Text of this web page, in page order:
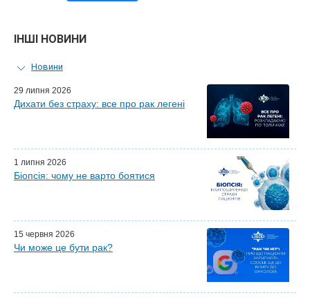
ІНШІ НОВИНИ
Новини
Персональний гід
Майстер-класи для лікарів
Партнери LISOD
29 липня 2026
Дихати без страху: все про рак легені
1 липня 2026
Біопсія: чому не варто боятися
15 червня 2026
Чи може це бути рак?